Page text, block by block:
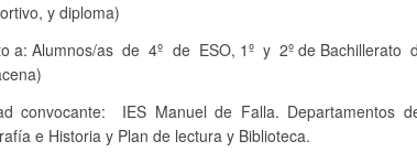
y diploma)
a: Alumnos/as de 4º de ESO, 1º y 2º de
convocante: IES Manuel de Falla. Departamentos
e Historia y Plan de lectura y Biblioteca.